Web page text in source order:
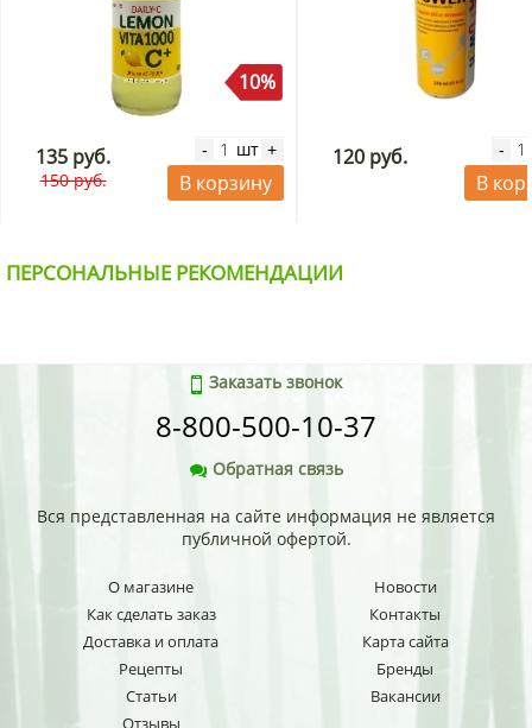
10%
135 руб.
150 руб.
- шт +
В корзину
120 руб. -
В
ПЕРСОНАЛЬНЫЕ РЕКОМЕНДАЦИИ
Заказать звонок
8-800-500-10-37
Обратная связь
Вся представленная на сайте информация не является
публичной офертой.
О магазине
Как сделать заказ
Доставка и оплата
Рецепты
Статьи
Отзывы
Новости
Контакты
Карта сайта
Бренды
Вакансии